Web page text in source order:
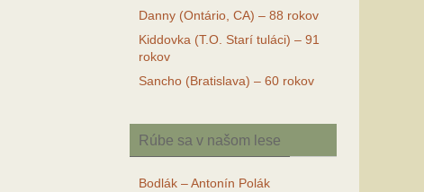
Danny (Ontário, CA) – 88 rokov
Kiddovka (T.O. Starí tuláci) – 91
rokov
Sancho (Bratislava) – 60 rokov
Rúbe sa v našom lese
Bodlák – Antonín Polák